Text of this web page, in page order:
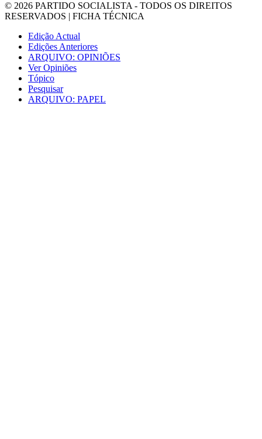
© 2026 PARTIDO SOCIALISTA - TODOS OS DIREITOS
RESERVADOS | FICHA TÉCNICA
Edição Actual
Edições Anteriores
ARQUIVO: OPINIÕES
Ver Opiniões
Tópico
Pesquisar
ARQUIVO: PAPEL